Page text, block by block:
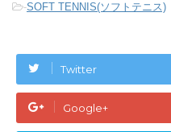
-SOFT TENNIS(ソフトテニス)
Twitter
Google+